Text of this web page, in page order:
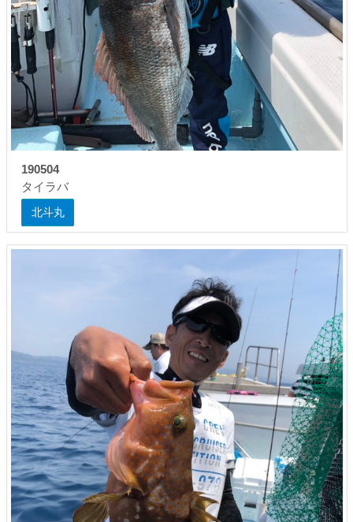
190504
タイラバ
北斗丸